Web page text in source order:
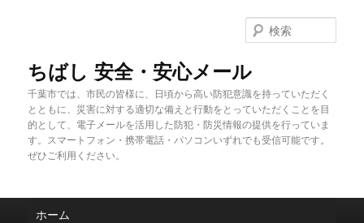
ちばし 安全・安心メール
千葉市では、市民の皆様に、日頃から高い防犯意識を持っていただく
とともに、災害に対する適切な備えと行動をとっていただくことを目
的として、電子メールを活用した防犯・防災情報の提供を行っていま
す。スマートフォン・携帯電話・パソコンいずれでも受信可能です。
ぜひご利用ください。
索
ホーム